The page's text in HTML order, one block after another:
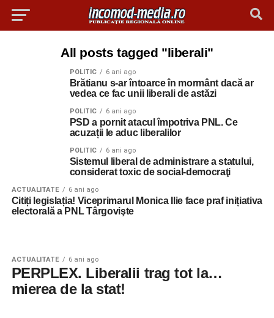
All posts tagged "liberali"
POLITIC 6 ani ago
Brătianu s-ar întoarce în mormânt dacă ar
vedea ce fac unii liberali de astăzi
POLITIC 6 ani ago
PSD a pornit atacul împotriva PNL. Ce
acuzații le aduc liberalilor
POLITIC 6 ani ago
Sistemul liberal de administrare a statului,
considerat toxic de social-democraţi
ACTUALITATE 6 ani ago
Citiți legislația! Viceprimarul Monica Ilie face praf inițiativa
electorală a PNL Târgovişte
ACTUALITATE 6 ani ago
PERPLEX. Liberalii trag tot la…
mierea de la stat!